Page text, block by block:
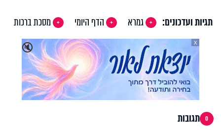
תגיות ועדכונים: גמרא הדף היומי
מסכת ברכות
🔇
X
0 תגובות